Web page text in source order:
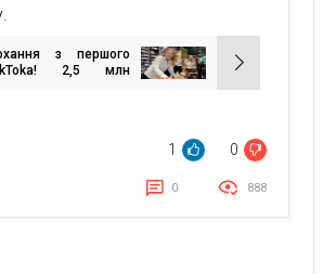
з першого
2,5 млн
1 0
0 888